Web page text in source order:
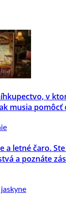
v
musia
a letné čaro.
a poznáte